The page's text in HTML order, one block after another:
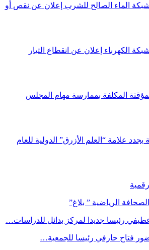
الماء الصالح للشرب إعلان عن نقص أو
الكهرباء إعلان عن انقطاع التيار
المكلفة بممارسة مهام المجلس
يجدد علامة “العلم الأزرق” الدولية للعام
الرياضية ” بلاغ”
عطيفي رئيسا جديدا لمركز بدائل للدراسات…
فتاح حارفي رئيسا للجمعية…